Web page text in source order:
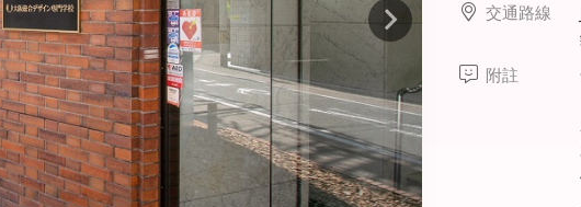
線上課程
寒暑假遊學套裝課程
打工度假
交通路線
附註